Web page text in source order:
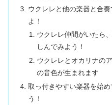
ウクレレと他の楽器と合
よ！
ウクレレ仲間がいたら
しんでみよう！
ウクレレとオカリナの
の音色が生まれます
取っ付きやすい楽器を始
う！